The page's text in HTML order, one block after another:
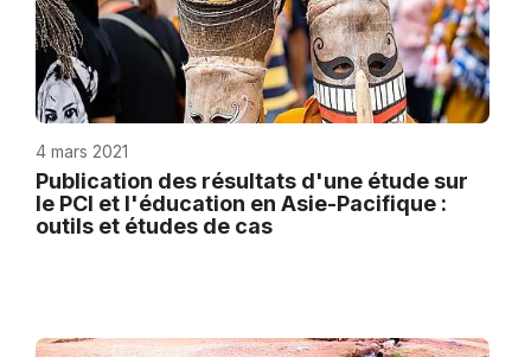
4 mars 2021
Publication des résultats d'une étude sur
le PCI et l'éducation en Asie-Pacifique :
outils et études de cas